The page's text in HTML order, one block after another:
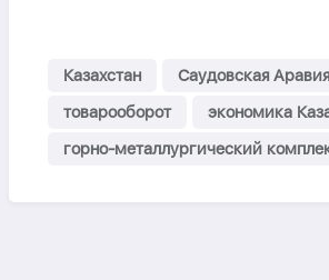
Казахстан Саудовская Аравия
товарооборот
экономика
горно-металлургический